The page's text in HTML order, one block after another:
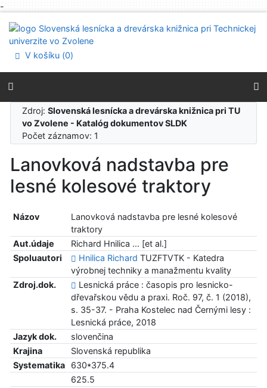
-
Prejsť na menu
Prehlásenie o webovej prístupnosti
V košíku (0)
Zdroj:Slovenská lesnícka a drevárska knižnica pri TU
vo Zvolene - Katalóg dokumentov SLDK
Počet záznamov: 1
Lanovková nadstavba pre
lesné kolesové traktory
Názov
Lanovková nadstavba pre lesné kolesové
traktory
Aut.údaje
Richard Hnilica ... [et al.]
Spoluautori
Hnilica Richard TUZFTVTK - Katedra
výrobnej techniky a manažmentu kvality
Zdroj.dok.
Lesnická práce : časopis pro lesnicko-
dřevařskou vědu a praxi. Roč. 97, č. 1 (2018),
s. 35-37. - Praha Kostelec nad Černými lesy :
Lesnická práce, 2018
Jazyk dok.
slovenčina
Krajina
Slovenská republika
Systematika
630*375.4
625.5